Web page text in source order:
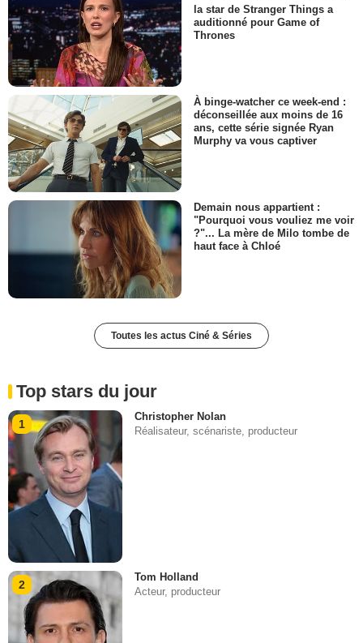
la star de Stranger Things a
auditionné pour Game of
Thrones
À binge-watcher ce week-end :
déconseillée aux moins de 16
ans, cette série signée Ryan
Murphy va vous captiver
Demain nous appartient :
"Pourquoi vous vouliez me voir
?"... La mère de Milo tombe de
haut face à Chloé
Toutes les actus Ciné & Séries
Top stars du jour
1
Christopher Nolan
Réalisateur, scénariste, producteur
2
Tom Holland
Acteur, producteur